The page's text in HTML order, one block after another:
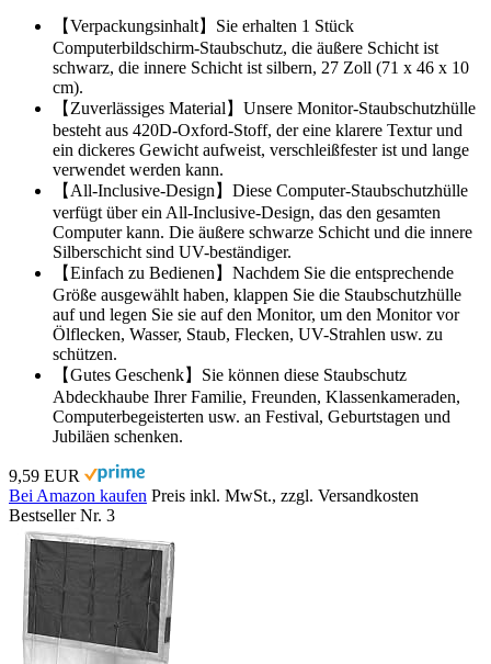
【Verpackungsinhalt】Sie erhalten 1 Stück
Computerbildschirm-Staubschutz, die äußere Schicht ist
schwarz, die innere Schicht ist silbern, 27 Zoll (71 x 46 x 10
cm).
【Zuverlässiges Material】Unsere Monitor-Staubschutzhülle
besteht aus 420D-Oxford-Stoff, der eine klarere Textur und
ein dickeres Gewicht aufweist, verschleißfester ist und lange
verwendet werden kann.
【All-Inclusive-Design】Diese Computer-Staubschutzhülle
verfügt über ein All-Inclusive-Design, das den gesamten
Computer kann. Die äußere schwarze Schicht und die innere
Silberschicht sind UV-beständiger.
【Einfach zu Bedienen】Nachdem Sie die entsprechende
Größe ausgewählt haben, klappen Sie die Staubschutzhülle
auf und legen Sie sie auf den Monitor, um den Monitor vor
Ölflecken, Wasser, Staub, Flecken, UV-Strahlen usw. zu
schützen.
【Gutes Geschenk】Sie können diese Staubschutz
Abdeckhaube Ihrer Familie, Freunden, Klassenkameraden,
Computerbegeisterten usw. an Festival, Geburtstagen und
Jubiläen schenken.
9,59 EUR
Bei Amazon kaufen Preis inkl. MwSt., zzgl. Versandkosten
Bestseller Nr. 3